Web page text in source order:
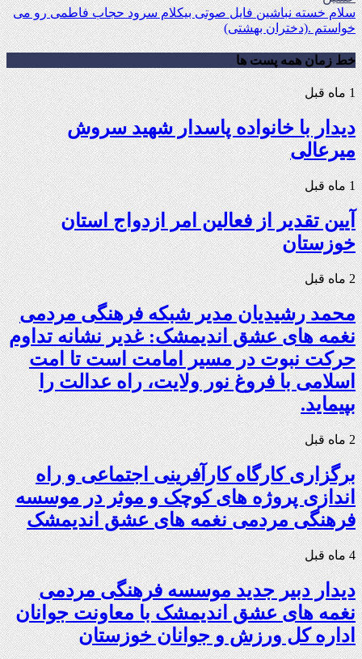
سلام خسته نباشین فایل صوتی بیکلام سرود حجاب فاطمی رو می
خواستم .(دختران بهشتی)
خط زمان همه پست ها
1 ماه قبل
دیدار با خانواده پاسدار شهید سروش
میرعالی
1 ماه قبل
آیین تقدیر از فعالین امر ازدواج استان
خوزستان
2 ماه قبل
محمد رشیدیان مدیر شبکه فرهنگی مردمی
نغمه های عشق اندیمشک: غدیر نشانه تداوم
حرکت نبوت در مسیر امامت است تا امت
اسلامی با فروغ نور ولایت، راه عدالت را
بپیماید.
2 ماه قبل
برگزاری کارگاه کارآفرینی اجتماعی و راه
اندازی پروژه های کوچک و موثر در موسسه
فرهنگی مردمی نغمه های عشق اندیمشک
4 ماه قبل
دیدار دبیر جدید موسسه فرهنگی مردمی
نغمه های عشق اندیمشک با معاونت جوانان
اداره کل ورزش و جوانان خوزستان